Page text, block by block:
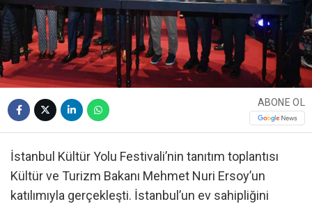
ABONE OL
İstanbul Kültür Yolu Festivali’nin tanıtım toplantısı
Kültür ve Turizm Bakanı Mehmet Nuri Ersoy’un
katılımıyla gerçekleşti. İstanbul’un ev sahipliğini